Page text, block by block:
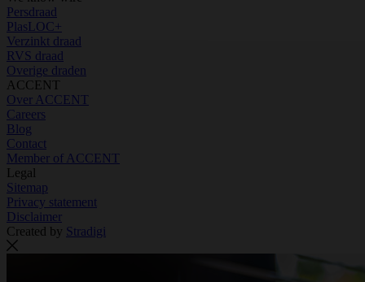
Persdraad
PlasLOC+
Verzinkt draad
RVS draad
Overige draden
ACCENT
Over ACCENT
Careers
Blog
Contact
Member of ACCENT
Legal
Sitemap
Privacy statement
Disclaimer
Created by Stradigi